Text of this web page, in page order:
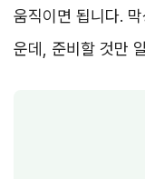
움직이면 됩니다.
운데, 준비할 것만